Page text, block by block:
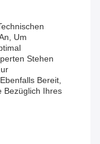
Um
Stehen
Bereit,
Bezüglich Ihres